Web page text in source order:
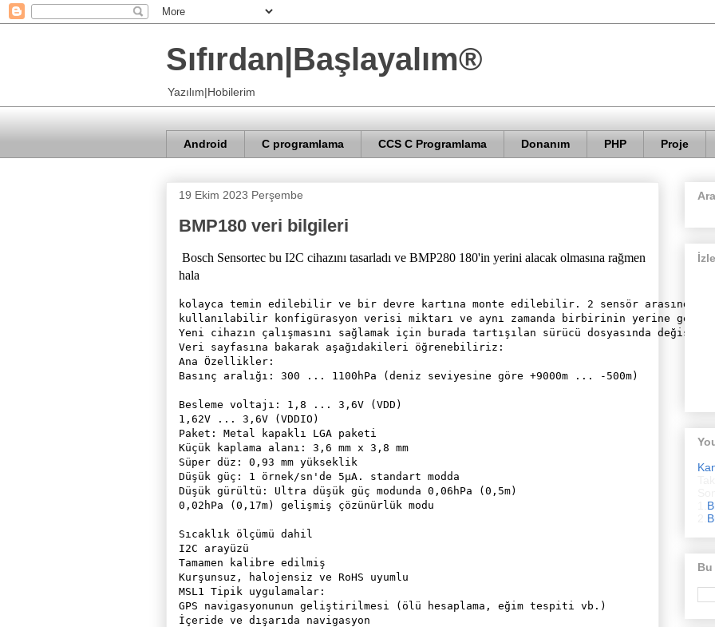
Sıfırdan|Başlayalım®
Yazılım|Hobilerim
Android C programlama CCS C Programlama Donanım PHP Proje
19 Ekim 2023 Perşembe
BMP180 veri bilgileri
Bosch Sensortec bu I2C cihazını tasarladı ve BMP280 180'in yerini alacak olmasına rağmen
hala
kolayca temin edilebilir ve bir devre kartına monte edilebilir. 2 sensör arasındaki
kullanılabilir konfigürasyon verisi miktarı ve aynı zamanda birbirinin yerine geçen
Yeni cihazın çalışmasını sağlamak için burada tartışılan sürücü dosyasında
Veri sayfasına bakarak aşağıdakileri öğrenebiliriz:
Ana Özellikler:
Basınç aralığı: 300 ... 1100hPa (deniz seviyesine göre +9000m ... -500m)
Besleme voltajı: 1,8 ... 3,6V (VDD)
1,62V ... 3,6V (VDDIO)
Paket: Metal kapaklı LGA paketi
Küçük kaplama alanı: 3,6 mm x 3,8 mm
Süper düz: 0,93 mm yükseklik
Düşük güç: 1 örnek/sn'de 5μA. standart modda
Düşük gürültü: Ultra düşük güç modunda 0,06hPa (0,5m)
0,02hPa (0,17m) gelişmiş çözünürlük modu
Sıcaklık ölçümü dahil
I2C arayüzü
Tamamen kalibre edilmiş
Kurşunsuz, halojensiz ve RoHS uyumlu
MSL1 Tipik uygulamalar:
GPS navigasyonunun geliştirilmesi (ölü hesaplama, eğim tespiti vb.)
İçeride ve dışarıda navigasyon